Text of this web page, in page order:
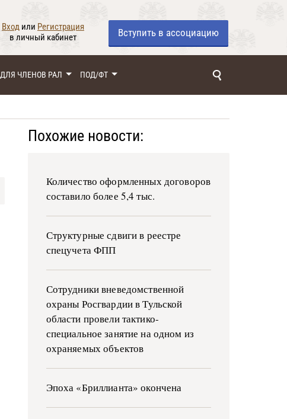
Вход или Регистрация
в личный кабинет
Вступить в ассоциацию
ДЛЯ ЧЛЕНОВ РАЛ ПОД/ФТ
Похожие новости:
Количество оформленных договоров
составило более 5,4 тыс.
Структурные сдвиги в реестре
спецучета ФПП
Сотрудники вневедомственной
охраны Росгвардии в Тульской
области провели тактико-
специальное занятие на одном из
охраняемых объектов
Эпоха «Бриллианта» окончена